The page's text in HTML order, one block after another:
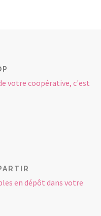
votre coopérative, c'est
en dépôt dans votre